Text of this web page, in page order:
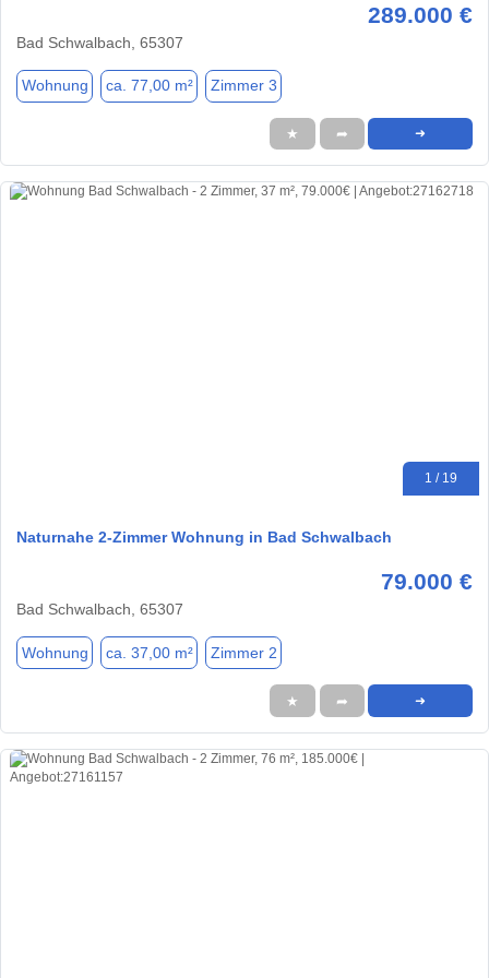
289.000 €
Bad Schwalbach, 65307
Wohnung ca. 77,00 m² Zimmer 3
★ ➦ ➜
1 / 19
Naturnahe 2-Zimmer Wohnung in Bad Schwalbach
79.000 €
Bad Schwalbach, 65307
Wohnung ca. 37,00 m² Zimmer 2
★ ➦ ➜